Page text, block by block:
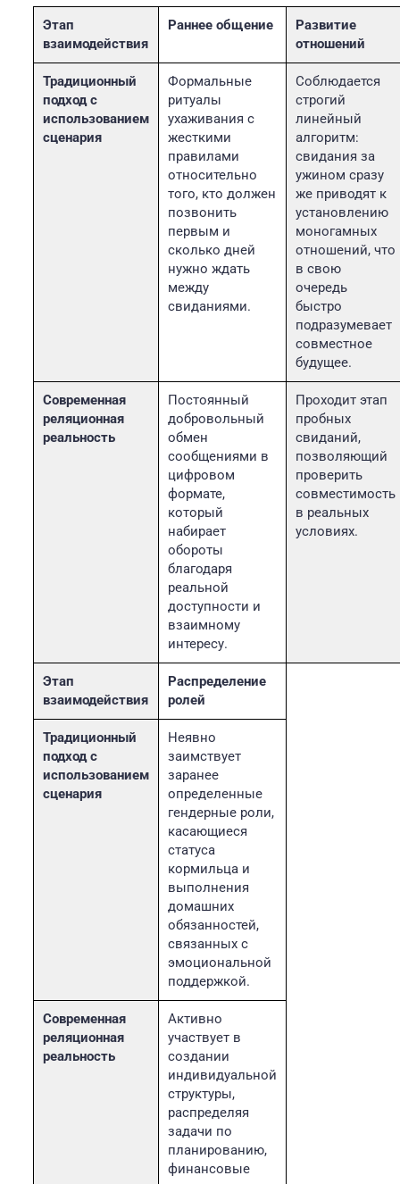
Этап
взаимодействия
Раннее общение
Развитие
отношений
Традиционный
подход с
использованием
сценария
Формальные
ритуалы
ухаживания с
жесткими
правилами
относительно
того, кто должен
позвонить
первым и
сколько дней
нужно ждать
между
свиданиями.
Соблюдается
строгий
линейный
алгоритм:
свидания за
ужином сразу
же приводят к
установлению
моногамных
отношений, что
в свою
очередь
быстро
подразумевает
совместное
будущее.
Современная
реляционная
реальность
Постоянный
добровольный
обмен
сообщениями в
цифровом
формате,
который
набирает
обороты
благодаря
реальной
доступности и
взаимному
интересу.
Проходит этап
пробных
свиданий,
позволяющий
проверить
совместимость
в реальных
условиях.
Этап
взаимодействия
Распределение
ролей
Традиционный
подход с
использованием
сценария
Неявно
заимствует
заранее
определенные
гендерные роли,
касающиеся
статуса
кормильца и
выполнения
домашних
обязанностей,
связанных с
эмоциональной
поддержкой.
Современная
реляционная
реальность
Активно
участвует в
создании
индивидуальной
структуры,
распределяя
задачи по
планированию,
финансовые